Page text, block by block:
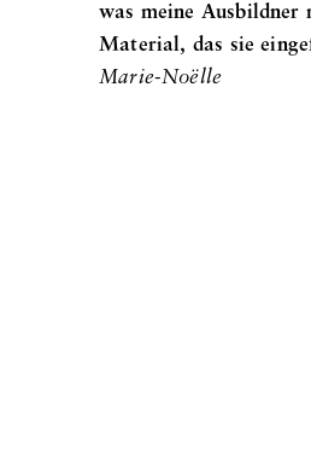
was meine Ausbildner
Material, das sie
Marie-Noëlle